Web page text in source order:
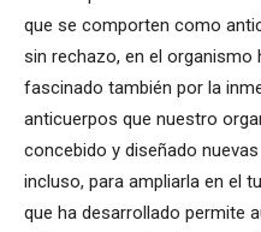
que se comporten como
sin rechazo, en el organismo
fascinado también por la
anticuerpos que nuestro
concebido y diseñado
incluso, para ampliarla en el
que ha desarrollado permite